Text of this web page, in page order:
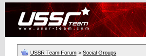
USSR Team Forum > Social Groups